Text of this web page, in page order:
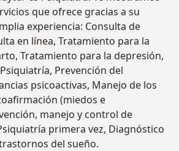
que ofrece gracias a su
experiencia: Consulta de
en línea, Tratamiento para la
Tratamiento para la depresión,
Prevención del
psicoactivas, Manejo de los
(miedos e
manejo y control de
primera vez, Diagnóstico
del sueño.